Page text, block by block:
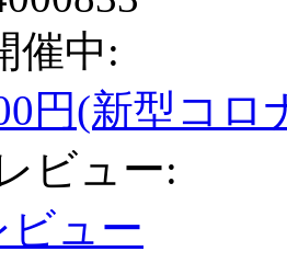
催中:
円(新型コロ
ビュー:
ビュー